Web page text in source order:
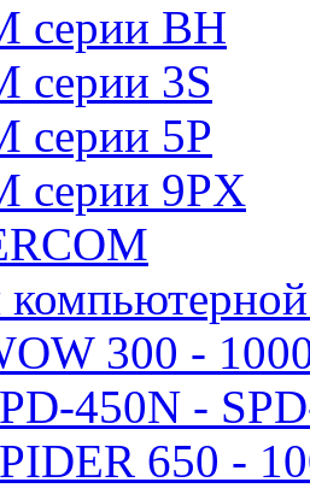
серии BH
серии 3S
серии 5P
серии 9PX
300 -
450N -
650 -